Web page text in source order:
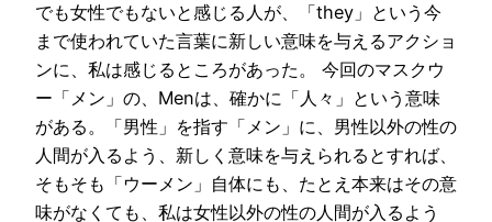
でも女性でもないと感じる人が、「they」という今
まで使われていた言葉に新しい意味を与えるアクショ
ンに、私は感じるところがあった。 今回のマスクウ
ー「メン」の、Menは、確かに「人々」という意味
がある。「男性」を指す「メン」に、男性以外の性の
人間が入るよう、新しく意味を与えられるとすれば、
そもそも「ウーメン」自体にも、たとえ本来はその意
味がなくても、私は女性以外の性の人間が入るよう